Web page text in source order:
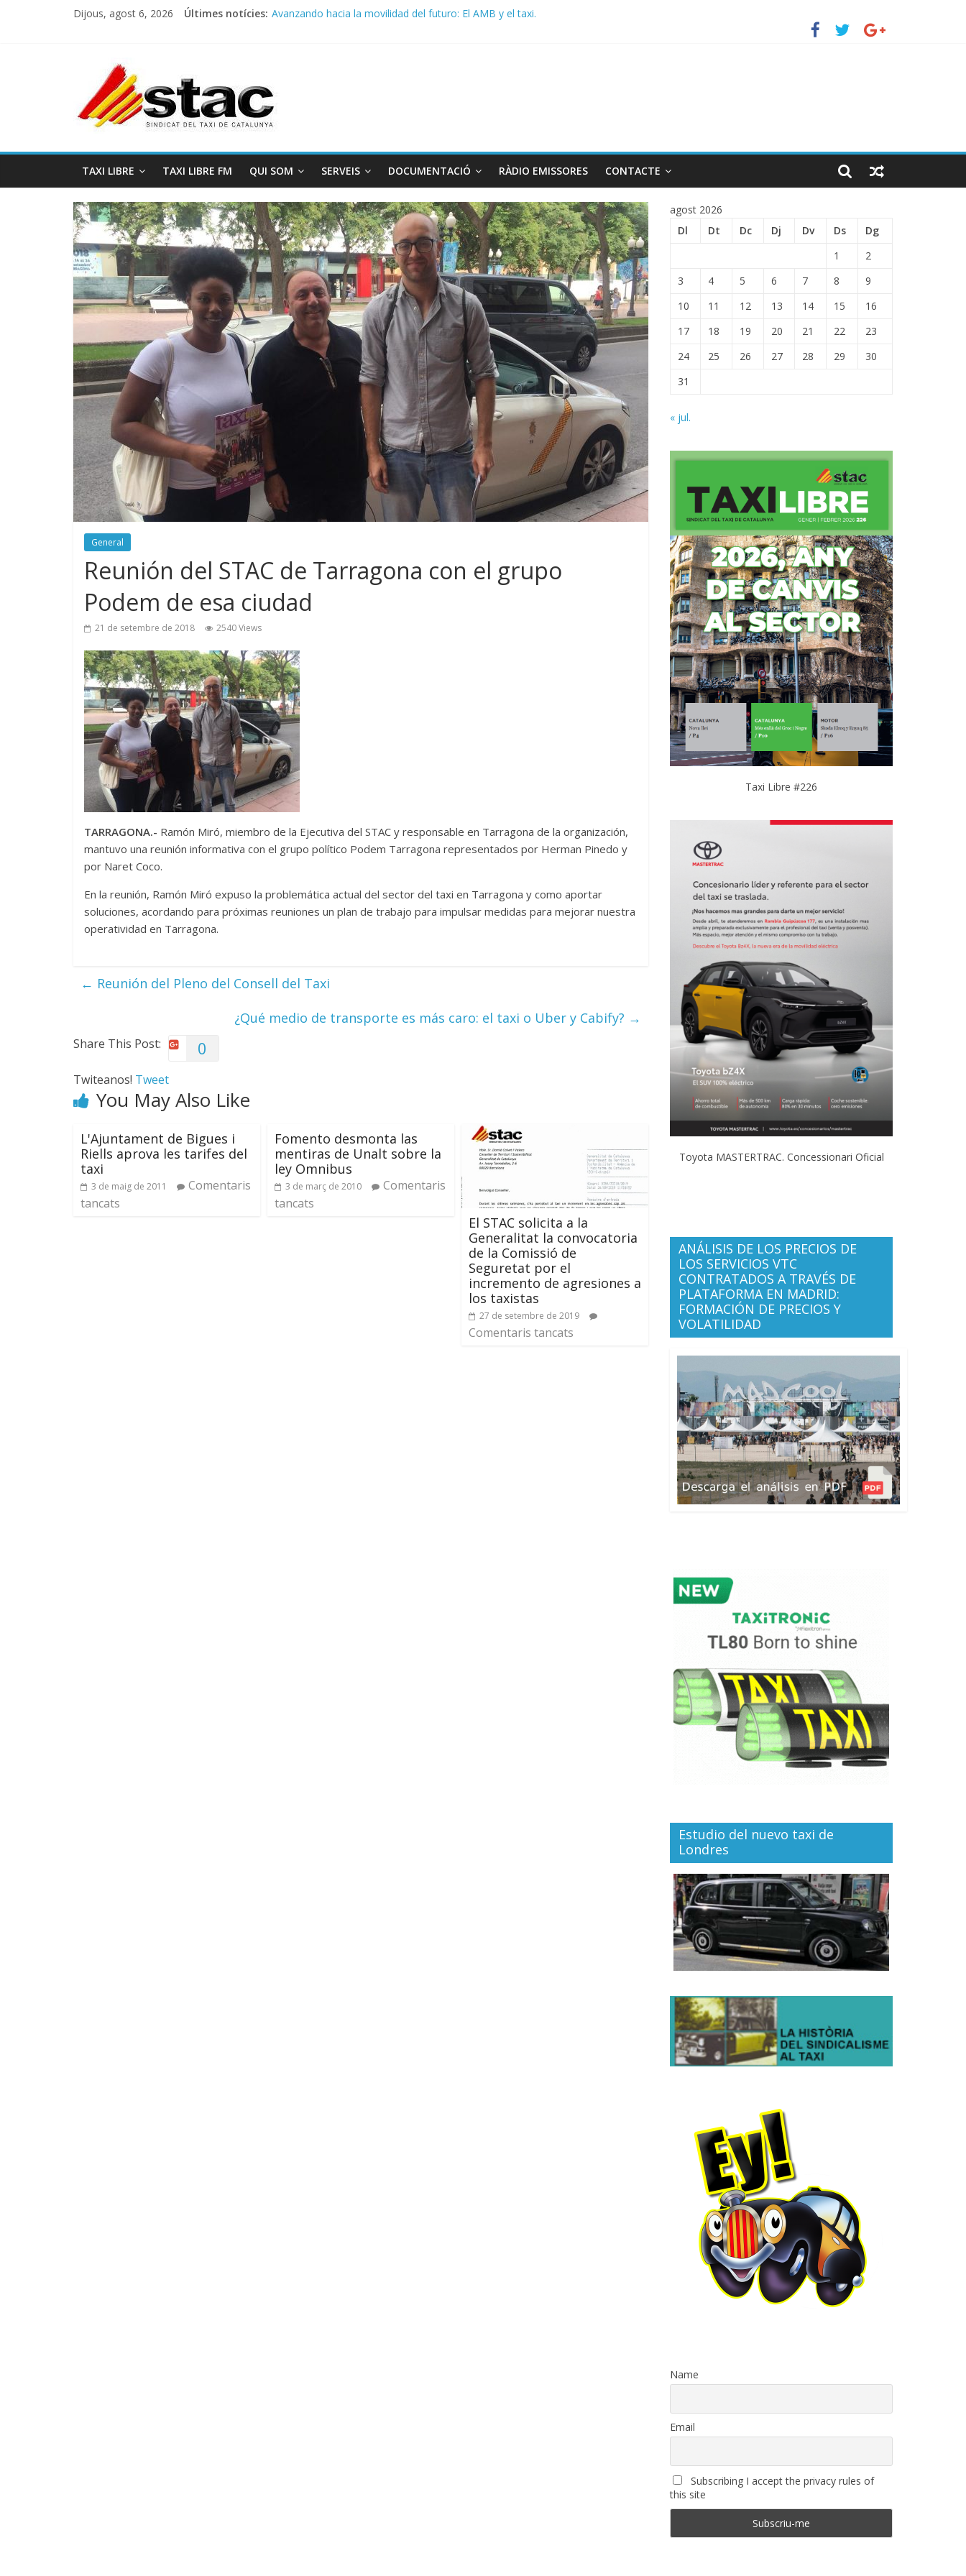
Dijous, agost 6, 2026 Últimes notícies: Avanzando hacia la movilidad del futuro: El AMB y el taxi.
TAXI LIBRE TAXI LIBRE FM QUI SOM SERVEIS DOCUMENTACIÓ RÀDIO EMISSORES CONTACTE
General
Reunión del STAC de Tarragona con el grupo
Podem de esa ciudad
21 de setembre de 2018 2540 Views
TARRAGONA.- Ramón Miró, miembro de la Ejecutiva del STAC y responsable en Tarragona de la organización,
mantuvo una reunión informativa con el grupo político Podem Tarragona representados por Herman Pinedo y
por Naret Coco.
En la reunión, Ramón Miró expuso la problemática actual del sector del taxi en Tarragona y como aportar
soluciones, acordando para próximas reuniones un plan de trabajo para impulsar medidas para mejorar nuestra
operatividad en Tarragona.
← Reunión del Pleno del Consell del Taxi
¿Qué medio de transporte es más caro: el taxi o Uber y Cabify? →
Share This Post: 0
Twiteanos! Tweet
You May Also Like
L'Ajuntament de Bigues i
Riells aprova les tarifes del
taxi
3 de maig de 2011
Comentaris
tancats
Fomento desmonta las
mentiras de Unalt sobre la
ley Omnibus
3 de març de 2010
Comentaris
tancats
El STAC solicita a la
Generalitat la convocatoria
de la Comissió de
Seguretat por el
incremento de agresiones a
los taxistas
27 de setembre de 2019
Comentaris tancats
agost 2026
Dl
Dt Dc Dj Dv Ds
Dg
1
2
3
4 5 6 7 8
9
10
11 12 13 14 15
16
17
18 19 20 21 22
23
24
25 26 27 28 29
30
31
« jul.
Taxi Libre #226
Toyota MASTERTRAC. Concessionari Oficial
ANÁLISIS DE LOS PRECIOS DE
LOS SERVICIOS VTC
CONTRATADOS A TRAVÉS DE
PLATAFORMA EN MADRID:
FORMACIÓN DE PRECIOS Y
VOLATILIDAD
Estudio del nuevo taxi de
Londres
Name
Email
Subscribing I accept the privacy rules of
this site